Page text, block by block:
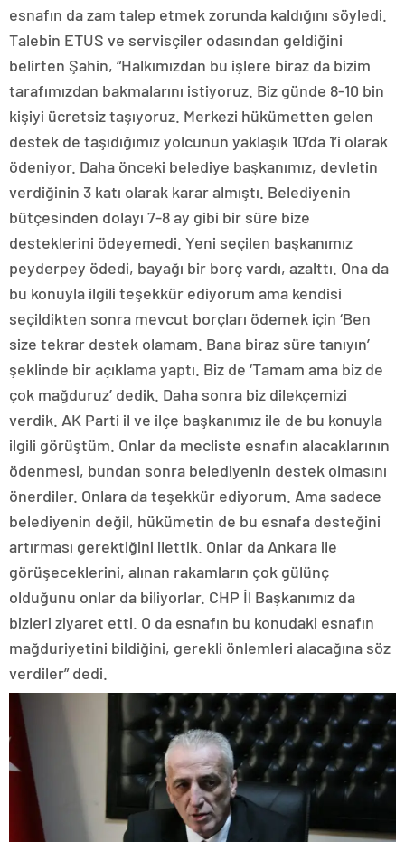
esnafın da zam talep etmek zorunda kaldığını söyledi.
Talebin ETUS ve servisçiler odasından geldiğini
belirten Şahin, “Halkımızdan bu işlere biraz da bizim
tarafımızdan bakmalarını istiyoruz. Biz günde 8-10 bin
kişiyi ücretsiz taşıyoruz. Merkezi hükümetten gelen
destek de taşıdığımız yolcunun yaklaşık 10’da 1’i olarak
ödeniyor. Daha önceki belediye başkanımız, devletin
verdiğinin 3 katı olarak karar almıştı. Belediyenin
bütçesinden dolayı 7-8 ay gibi bir süre bize
desteklerini ödeyemedi. Yeni seçilen başkanımız
peyderpey ödedi, bayağı bir borç vardı, azalttı. Ona da
bu konuyla ilgili teşekkür ediyorum ama kendisi
seçildikten sonra mevcut borçları ödemek için ‘Ben
size tekrar destek olamam. Bana biraz süre tanıyın’
şeklinde bir açıklama yaptı. Biz de ‘Tamam ama biz de
çok mağduruz’ dedik. Daha sonra biz dilekçemizi
verdik. AK Parti il ve ilçe başkanımız ile de bu konuyla
ilgili görüştüm. Onlar da mecliste esnafın alacaklarının
ödenmesi, bundan sonra belediyenin destek olmasını
önerdiler. Onlara da teşekkür ediyorum. Ama sadece
belediyenin değil, hükümetin de bu esnafa desteğini
artırması gerektiğini ilettik. Onlar da Ankara ile
görüşeceklerini, alınan rakamların çok gülünç
olduğunu onlar da biliyorlar. CHP İl Başkanımız da
bizleri ziyaret etti. O da esnafın bu konudaki esnafın
mağduriyetini bildiğini, gerekli önlemleri alacağına söz
verdiler” dedi.